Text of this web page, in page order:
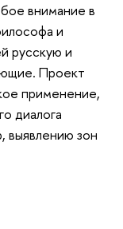
внимание в
и
русскую и
Проект
применение,
диалога
выявлению зон